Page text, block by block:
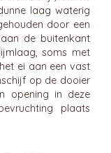
laag waterig
door een
de buitenkant
soms met
ei aan een vast
op de dooier
opening in deze
plaats